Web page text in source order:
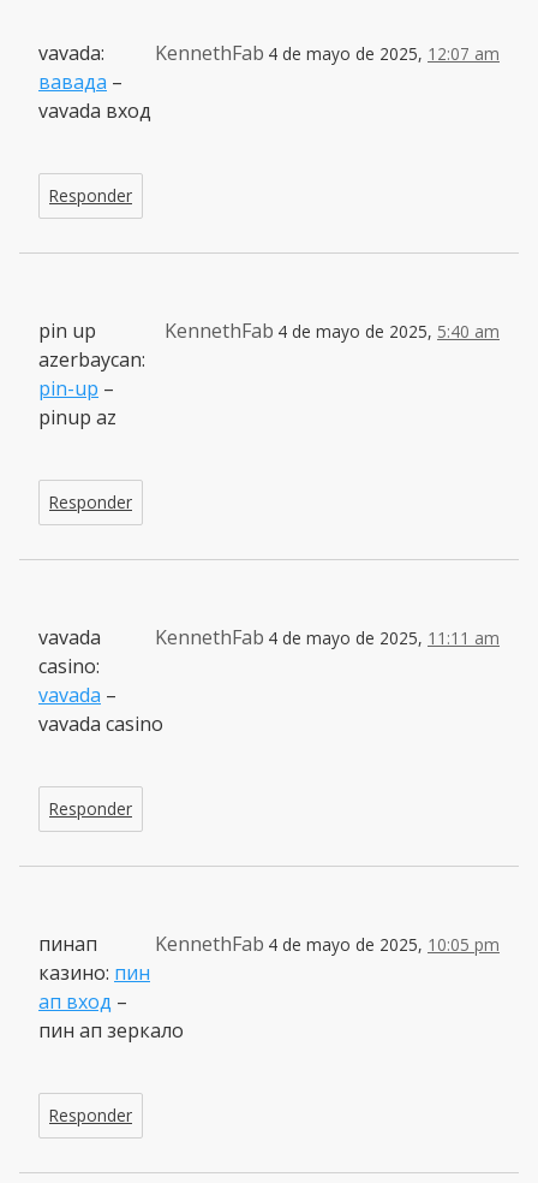
KennethFab 4 de mayo de 2025, 12:07 am
vavada:
вавада –
vavada вход
Responder
KennethFab 4 de mayo de 2025, 5:40 am
pin up
azerbaycan:
pin-up –
pinup az
Responder
KennethFab 4 de mayo de 2025, 11:11 am
vavada
casino:
vavada –
vavada casino
Responder
KennethFab 4 de mayo de 2025, 10:05 pm
пинап
казино: пин
ап вход –
пин ап зеркало
Responder